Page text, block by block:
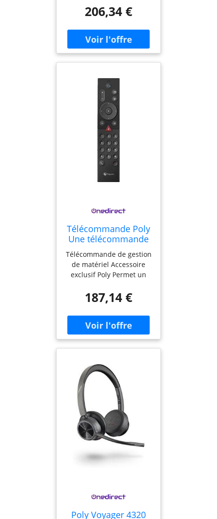
Écran tactile de 7 pouces
Haut-parleur full-duplex
avec audio HD Ports
Ethernet 2 Gb, PoE
Bluetooth Panneau avant
interchangeable pour la
pour casque d'écoute
permettant l'EHS avec Poly
Wi-Fi bi-bande intégré
(2.4Ghz et 5Ghz).
206,34 €
Télécommande Poly
Une télécommande
permettant la
gestion à distance
de vos solutions.
Télécommande de gestion
de matériel Accessoire
exclusif Poly Permet un
paramètres audiovisuels
Connectivité : Bluetooth
Alimentation : 2 piles AAA
intégrées Compatible avec
les modèles Poly G7500,
Studio X30 et X50
187,14 €
Poly Voyager 4320